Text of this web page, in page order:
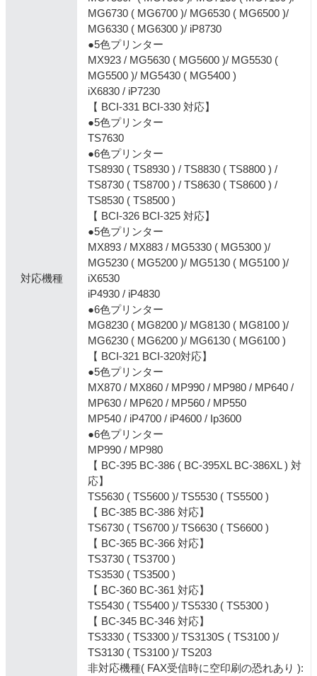
対応機種
MG6730 ( MG6700 )/ MG6530 ( MG6500 )/
MG6330 ( MG6300 )/ iP8730
●5色プリンター
MX923 / MG5630 ( MG5600 )/ MG5530 (
MG5500 )/ MG5430 ( MG5400 )
iX6830 / iP7230
【 BCI-331 BCI-330 対応】
●5色プリンター
TS7630
●6色プリンター
TS8930 ( TS8930 ) / TS8830 ( TS8800 ) /
TS8730 ( TS8700 ) / TS8630 ( TS8600 ) /
TS8530 ( TS8500 )
【 BCI-326 BCI-325 対応】
●5色プリンター
MX893 / MX883 / MG5330 ( MG5300 )/
MG5230 ( MG5200 )/ MG5130 ( MG5100 )/
iX6530
iP4930 / iP4830
●6色プリンター
MG8230 ( MG8200 )/ MG8130 ( MG8100 )/
MG6230 ( MG6200 )/ MG6130 ( MG6100 )
【 BCI-321 BCI-320対応】
●5色プリンター
MX870 / MX860 / MP990 / MP980 / MP640 /
MP630 / MP620 / MP560 / MP550
MP540 / iP4700 / iP4600 / Ip3600
●6色プリンター
MP990 / MP980
【 BC-395 BC-386 ( BC-395XL BC-386XL ) 対
応】
TS5630 ( TS5600 )/ TS5530 ( TS5500 )
【 BC-385 BC-386 対応】
TS6730 ( TS6700 )/ TS6630 ( TS6600 )
【 BC-365 BC-366 対応】
TS3730 ( TS3700 )
TS3530 ( TS3500 )
【 BC-360 BC-361 対応】
TS5430 ( TS5400 )/ TS5330 ( TS5300 )
【 BC-345 BC-346 対応】
TS3330 ( TS3300 )/ TS3130S ( TS3100 )/
TS3130 ( TS3100 )/ TS203
非対応機種( FAX受信時に空印刷の恐れあり ):